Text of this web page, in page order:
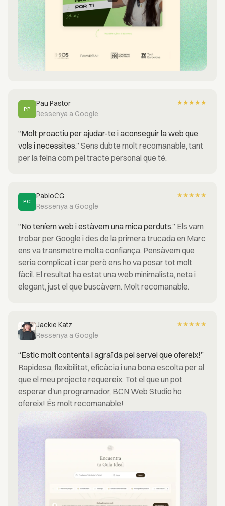
PP
Pau Pastor
Ressenya a Google
★ ★ ★ ★ ★
“Molt proactiu per ajudar-te i aconseguir la web que
vols i necessites.” Sens dubte molt recomanable, tant
per la feina com pel tracte personal que té.
PC
PabloCG
Ressenya a Google
★ ★ ★ ★ ★
“No teníem web i estàvem una mica perduts.” Els vam
trobar per Google i des de la primera trucada en Marc
ens va transmetre molta confiança. Pensàvem que
seria complicat i car però ens ho va posar tot molt
fàcil. El resultat ha estat una web minimalista, neta i
elegant, just el que buscàvem. Molt recomanable.
Jackie Katz
Ressenya a Google
★ ★ ★ ★ ★
“Estic molt contenta i agraïda pel servei que ofereix!”
Rapidesa, flexibilitat, eficàcia i una bona escolta per al
que el meu projecte requereix. Tot el que un pot
esperar d'un programador, BCN Web Studio ho
ofereix! És molt recomanable!